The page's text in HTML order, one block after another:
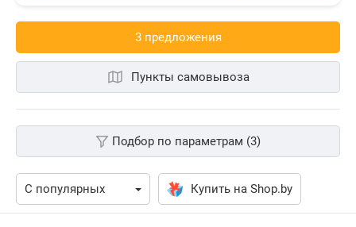
3 предложения
Пункты самовывоза
Подбор по параметрам (3)
Купить на Shop.by